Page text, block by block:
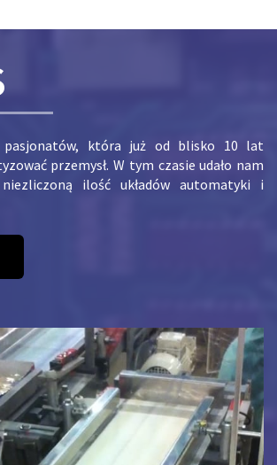
pasjonatów, która już od blisko 10 lat
przemysł. W tym czasie udało nam
ilość układów automatyki i